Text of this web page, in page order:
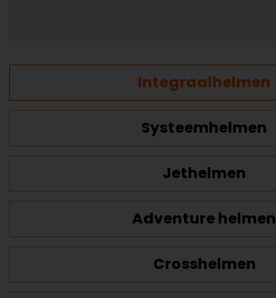
Integraalhelmen
Systeemhelmen
Jethelmen
Adventure helmen
Crosshelmen